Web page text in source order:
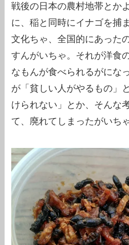
戦後の日本の農村地帯とか
に、稲と同時にイナゴを捕
文化ちゃ、全国的にあった
すんがいちゃ。それが洋食
なもんが食べられるがにな
が「貧しい人がやるもの」
けられない」とか、そんな
て、廃れてしまったがいちゃ